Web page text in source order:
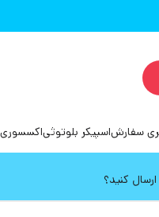
سفارشاسپیکر بلوتوثیاکسسوری
ارسال کنید؟